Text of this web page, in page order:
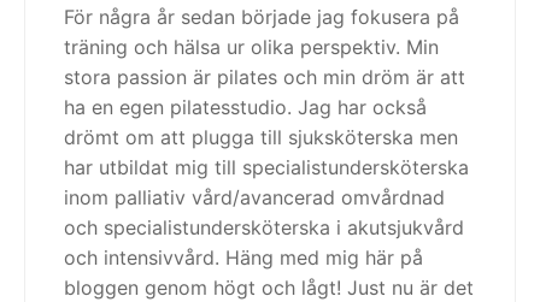
För några år sedan började jag fokusera på
träning och hälsa ur olika perspektiv. Min
stora passion är pilates och min dröm är att
ha en egen pilatesstudio. Jag har också
drömt om att plugga till sjuksköterska men
har utbildat mig till specialistundersköterska
inom palliativ vård/avancerad omvårdnad
och specialistundersköterska i akutsjukvård
och intensivvård. Häng med mig här på
bloggen genom högt och lågt! Just nu är det